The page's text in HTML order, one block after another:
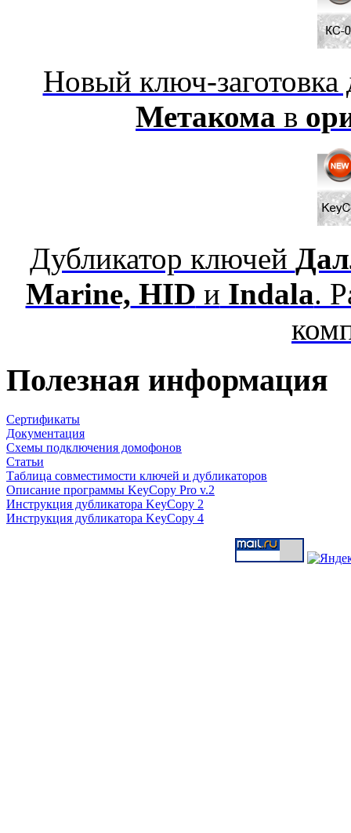
Новый ключ-
Метакома в
Дубликатор ключей
Marine, HID и Indala.
Полезная информация
Сертификаты
Документация
Схемы подключения домофонов
Статьи
Таблица совместимости ключей и дубликаторов
Описание программы KeyCopy Pro v.2
Инструкция дубликатора KeyCopy 2
Инструкция дубликатора KeyCopy 4